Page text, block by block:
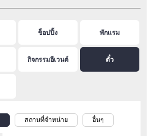
ช็อปปิ้ง พักแรม
กิจกรรมอีเวนต์ ตั๋ว
สถานที่จำหน่าย อื่นๆ